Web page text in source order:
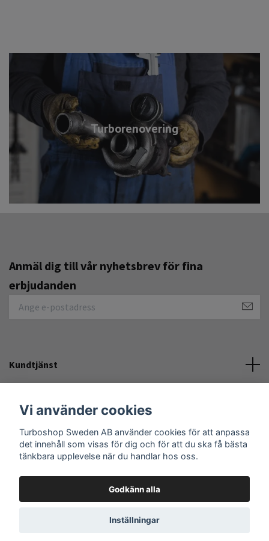
Turborenovering
Anmäl dig till vår nyhetsbrev för fina
erbjudanden
Kundtjänst
Sociala medier
© 2026 Turboshop Sweden AB
Vi använder cookies
Turboshop Sweden AB använder cookies för att anpassa
det innehåll som visas för dig och för att du ska få bästa
tänkbara upplevelse när du handlar hos oss.
Godkänn alla
Inställningar